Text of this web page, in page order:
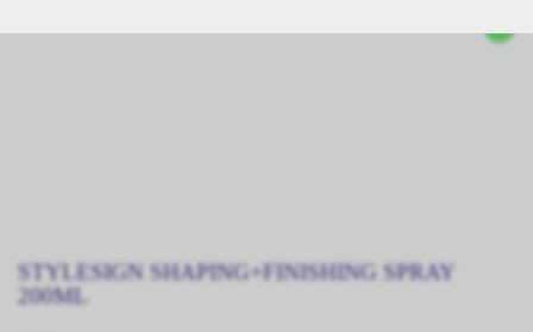
STYLESIGN SHAPING+FINISHING SPRAY
200ML